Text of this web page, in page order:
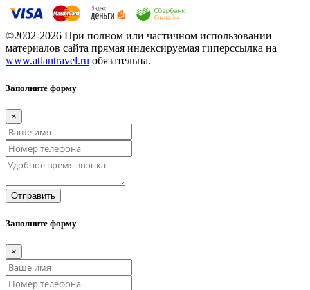
©2002-2026 При полном или частичном использовании
материалов сайта прямая индексируемая гиперссылка на
www.atlantravel.ru обязательна.
Заполните форму
×
Отправить
Заполните форму
×